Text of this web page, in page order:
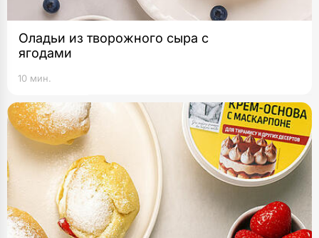
Оладьи из творожного сыра с
ягодами
10 мин.